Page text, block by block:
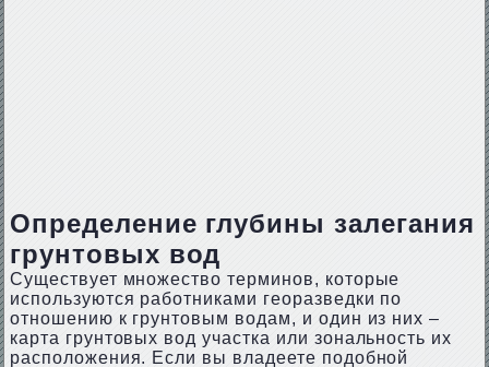
Определение глубины залегания
грунтовых вод
Существует множество терминов, которые
используются работниками георазведки по
отношению к грунтовым водам, и один из них –
карта грунтовых вод участка или зональность их
расположения. Если вы владеете подобной